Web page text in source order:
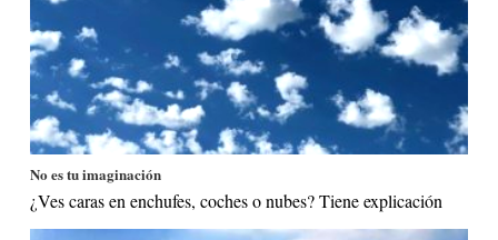
No es tu imaginación
¿Ves caras en enchufes, coches o nubes? Tiene explicación